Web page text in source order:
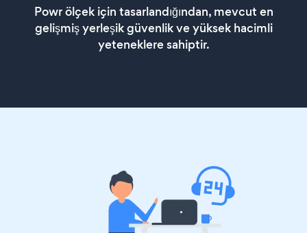
Powr ölçek için tasarlandığından, mevcut en
gelişmiş yerleşik güvenlik ve yüksek hacimli
yeteneklere sahiptir.